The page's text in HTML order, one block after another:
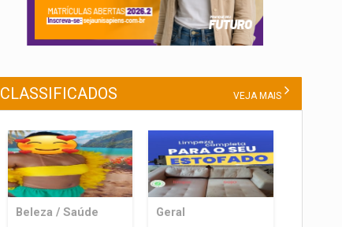
CLASSIFICADOS VEJA MAIS
Beleza / Saúde Geral